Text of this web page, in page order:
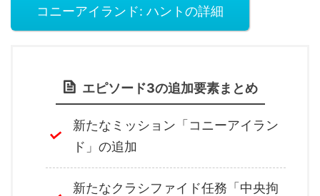
コニーアイランド: ハントの詳細
エピソード3の追加要素まとめ
新たなミッション「コニーアイラン
ド」の追加
新たなクラシファイド任務「中央拘